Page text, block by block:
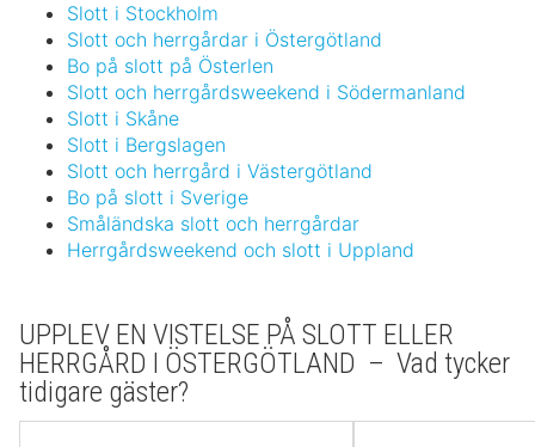
Slott i Stockholm
Slott och herrgårdar i Östergötland
Bo på slott på Österlen
Slott och herrgårdsweekend i Södermanland
Slott i Skåne
Slott i Bergslagen
Slott och herrgård i Västergötland
Bo på slott i Sverige
Småländska slott och herrgårdar
Herrgårdsweekend och slott i Uppland
UPPLEV EN VISTELSE PÅ SLOTT ELLER
HERRGÅRD I ÖSTERGÖTLAND – Vad tycker
tidigare gäster?